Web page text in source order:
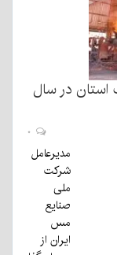
در سال
مدیرعامل
شرکت
ملی
صنایع
مس
ایران از